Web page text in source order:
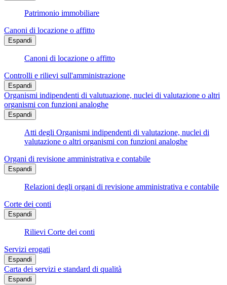
Patrimonio immobiliare
Canoni di locazione o affitto
Espandi
Canoni di locazione o affitto
Controlli e rilievi sull'amministrazione
Espandi
Organismi indipendenti di valutuazione, nuclei di valutazione o altri
organismi con funzioni analoghe
Espandi
Atti degli Organismi indipendenti di valutazione, nuclei di
valutazione o altri organismi con funzioni analoghe
Organi di revisione amministrativa e contabile
Espandi
Relazioni degli organi di revisione amministrativa e contabile
Corte dei conti
Espandi
Rilievi Corte dei conti
Servizi erogati
Espandi
Carta dei servizi e standard di qualità
Espandi